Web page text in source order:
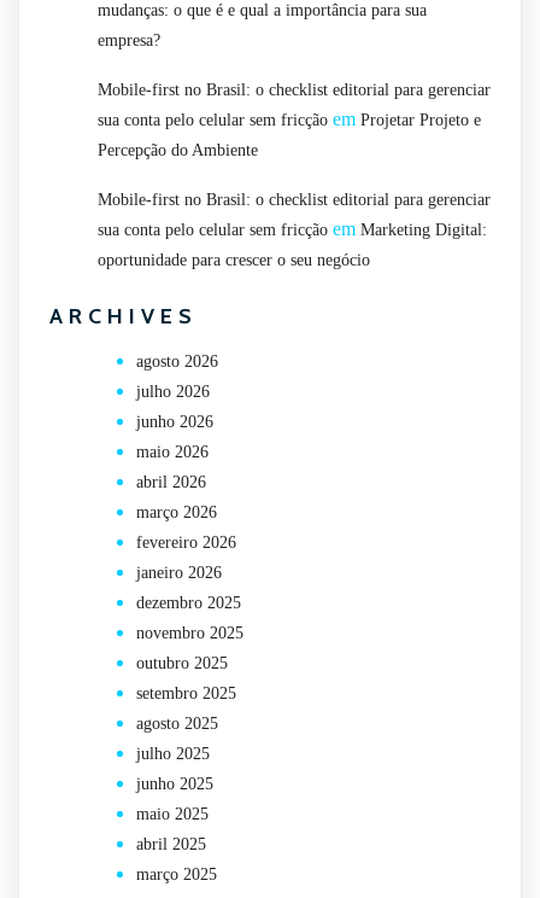
mudanças: o que é e qual a importância para sua
empresa?
Mobile-first no Brasil: o checklist editorial para gerenciar
sua conta pelo celular sem fricção em Projetar Projeto e
Percepção do Ambiente
Mobile-first no Brasil: o checklist editorial para gerenciar
sua conta pelo celular sem fricção em Marketing Digital:
oportunidade para crescer o seu negócio
ARCHIVES
agosto 2026
julho 2026
junho 2026
maio 2026
abril 2026
março 2026
fevereiro 2026
janeiro 2026
dezembro 2025
novembro 2025
outubro 2025
setembro 2025
agosto 2025
julho 2025
junho 2025
maio 2025
abril 2025
março 2025